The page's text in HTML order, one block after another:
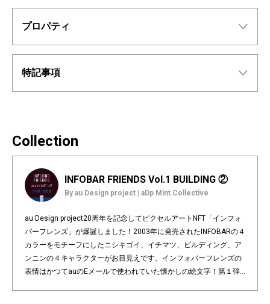
プロパティ
特記事項
Collection
INFOBAR FRIENDS Vol.1 BUILDING ②
By au Design project | aDp Mint Collective
au Design project20周年を記念してピクセルアートNFT「インフォ
バーフレンズ」が爆誕しました！2003年に発売されたINFOBARの４
カラーをモチーフにしたニシキゴイ、イチマツ、ビルディング、ア
ンニンの４キャラクターがお目見えです。インフォバーフレンズの
表情はかつてauのEメールで使われていた懐かしの絵文字！第１弾